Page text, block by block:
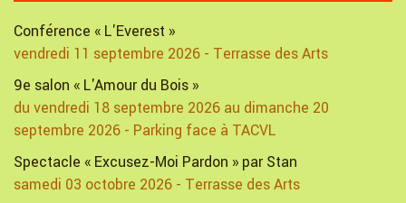
Conférence « L'Everest »
vendredi 11 septembre 2026 - Terrasse des Arts
9e salon « L'Amour du Bois »
du vendredi 18 septembre 2026 au dimanche 20
septembre 2026 - Parking face à TACVL
Spectacle « Excusez-Moi Pardon » par Stan
samedi 03 octobre 2026 - Terrasse des Arts